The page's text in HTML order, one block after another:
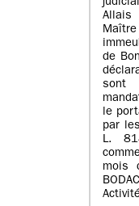
de
le
par
L.
mois